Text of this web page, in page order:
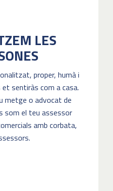
LES
proper, humà i
et sentiràs com a casa.
metge o advocat de
som el teu assessor
amb corbata,